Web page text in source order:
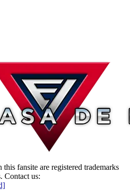
fansite are registered trademarks
Contact us: